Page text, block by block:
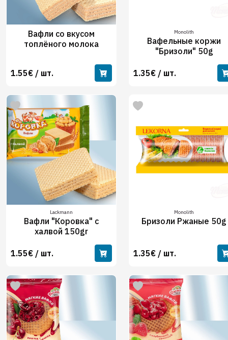
Вафли со вкусом
топлёного молока
1.55€ / шт.
Monolith
Вафельные коржи
"Бризоли" 50g
1.35€ / шт.
Lackmann
Вафли "Коровка" с
халвой 150gr
1.55€ / шт.
Monolith
Бризоли Ржаные 50g
1.35€ / шт.